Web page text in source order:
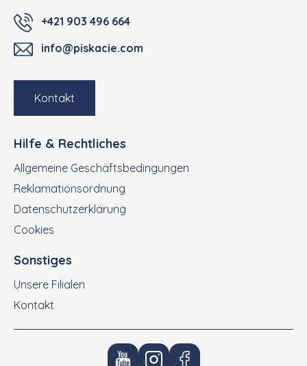
+421 903 496 664
info@piskacie.com
Kontakt
Hilfe & Rechtliches
Allgemeine Geschäftsbedingungen
Reklamationsordnung
Datenschutzerklärung
Cookies
Sonstiges
Unsere Filialen
Kontakt